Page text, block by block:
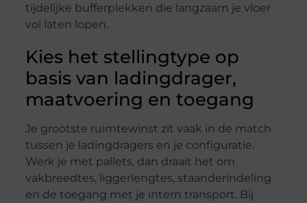
tijdelijke bufferplekken die langzaam je vloer
vol laten lopen.
Kies het stellingtype op
basis van ladingdrager,
maatvoering en toegang
Je grootste ruimtewinst zit vaak in de match
tussen je ladingdragers en je configuratie.
Werk je met pallets, dan draait het om
vakbreedtes, liggerlengtes, staanderindeling
en de toegang met je intern transport. Bij